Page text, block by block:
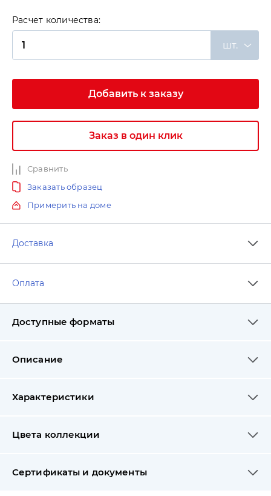
Расчет количества:
шт.
Добавить к заказу
Заказ в один клик
Сравнить
Заказать образец
Примерить на доме
Доставка
Оплата
Доступные форматы
Описание
Характеристики
Цвета коллекции
Сертификаты и документы